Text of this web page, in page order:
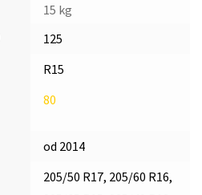
15 kg
125
R15
80
od 2014
205/50 R17, 205/60 R16,